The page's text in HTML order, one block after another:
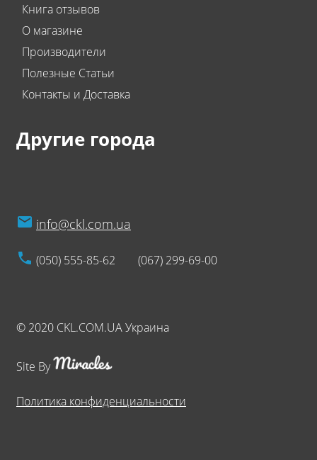
Книга отзывов
О магазине
Производители
Полезные Статьи
Контакты и Доставка
Другие города
info@ckl.com.ua
(050) 555-85-62 (067) 299-69-00
© 2020 CKL.COM.UA Украина
Site By
Политика конфиденциальности